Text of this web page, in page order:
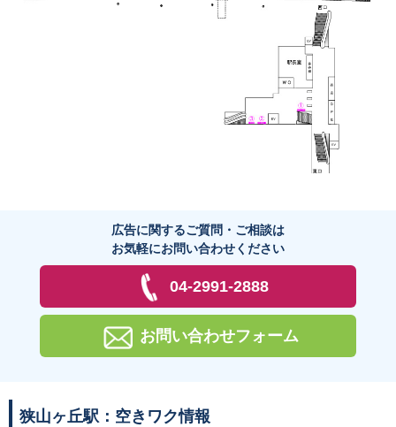
広告に関するご質問・ご相談は
お気軽にお問い合わせください
04-2991-2888
お問い合わせフォーム
狭山ヶ丘駅：空きワク情報